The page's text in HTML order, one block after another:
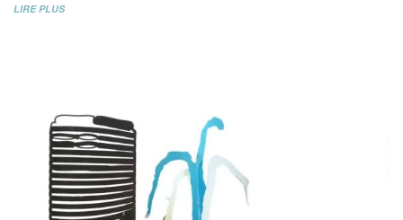
LIRE PLUS